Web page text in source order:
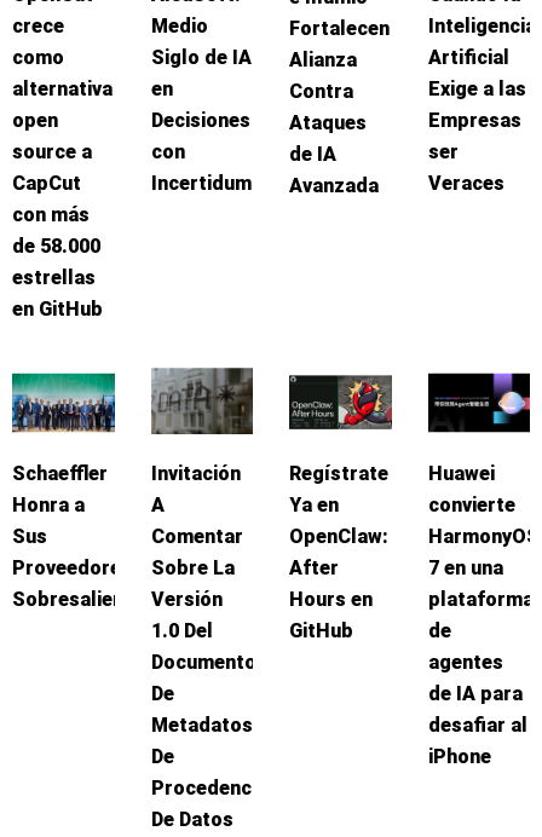
crece
como
alternativa
open
source a
CapCut
con más
de 58.000
estrellas
en GitHub
Medio
Siglo de IA
en
Decisiones
con
Incertidumbre
Fortalecen
Alianza
Contra
Ataques
de IA
Avanzada
Inteligencia
Artificial
Exige a las
Empresas
ser
Veraces
Schaeffler
Honra a
Sus
Proveedores
Sobresalientes
Invitación
A
Comentar
Sobre La
Versión
1.0 Del
Documento
De
Metadatos
De
Procedencia
De Datos
Regístrate
Ya en
OpenClaw:
After
Hours en
GitHub
Huawei
convierte
HarmonyOS
7 en una
plataforma
de
agentes
de IA para
desafiar al
iPhone